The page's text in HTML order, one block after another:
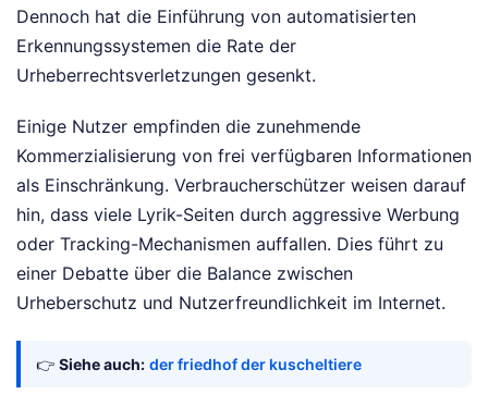
Dennoch hat die Einführung von automatisierten
Erkennungssystemen die Rate der
Urheberrechtsverletzungen gesenkt.
Einige Nutzer empfinden die zunehmende
Kommerzialisierung von frei verfügbaren Informationen
als Einschränkung. Verbraucherschützer weisen darauf
hin, dass viele Lyrik-Seiten durch aggressive Werbung
oder Tracking-Mechanismen auffallen. Dies führt zu
einer Debatte über die Balance zwischen
Urheberschutz und Nutzerfreundlichkeit im Internet.
👉 Siehe auch: der friedhof der kuscheltiere